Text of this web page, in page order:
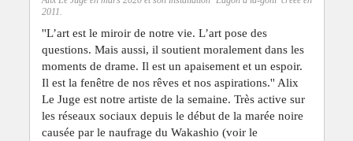
2011.
''L’art est le miroir de notre vie. L’art pose des
questions. Mais aussi, il soutient moralement dans les
moments de drame. Il est un apaisement et un espoir.
Il est la fenêtre de nos rêves et nos aspirations.'' Alix
Le Juge est notre artiste de la semaine. Très active sur
les réseaux sociaux depuis le début de la marée noire
causée par le naufrage du Wakashio (voir le